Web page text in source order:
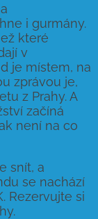
i gurmány.
které
v
je místem, na
zprávou je,
z Prahy. A
začíná
není na co
snít, a
se nachází
Rezervujte si